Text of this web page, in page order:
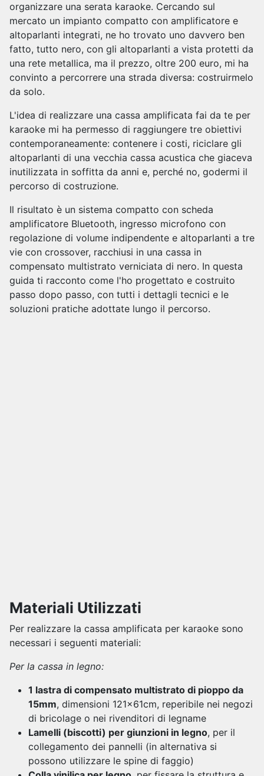
organizzare una serata karaoke. Cercando sul
mercato un impianto compatto con amplificatore e
altoparlanti integrati, ne ho trovato uno davvero ben
fatto, tutto nero, con gli altoparlanti a vista protetti da
una rete metallica, ma il prezzo, oltre 200 euro, mi ha
convinto a percorrere una strada diversa: costruirmelo
da solo.
L'idea di realizzare una cassa amplificata fai da te per
karaoke mi ha permesso di raggiungere tre obiettivi
contemporaneamente: contenere i costi, riciclare gli
altoparlanti di una vecchia cassa acustica che giaceva
inutilizzata in soffitta da anni e, perché no, godermi il
percorso di costruzione.
Il risultato è un sistema compatto con scheda
amplificatore Bluetooth, ingresso microfono con
regolazione di volume indipendente e altoparlanti a tre
vie con crossover, racchiusi in una cassa in
compensato multistrato verniciata di nero. In questa
guida ti racconto come l'ho progettato e costruito
passo dopo passo, con tutti i dettagli tecnici e le
soluzioni pratiche adottate lungo il percorso.
Materiali Utilizzati
Per realizzare la cassa amplificata per karaoke sono
necessari i seguenti materiali:
Per la cassa in legno:
1 lastra di compensato multistrato di pioppo da
15mm, dimensioni 121x61cm, reperibile nei negozi
di bricolage o nei rivenditori di legname
Lamelli (biscotti) per giunzioni in legno, per il
collegamento dei pannelli (in alternativa si
possono utilizzare le spine di faggio)